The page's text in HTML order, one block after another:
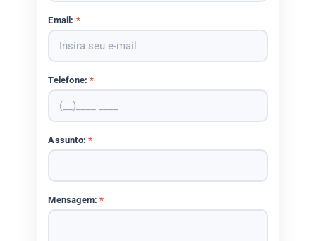
Email: *
Telefone:*
Assunto:*
Mensagem:*